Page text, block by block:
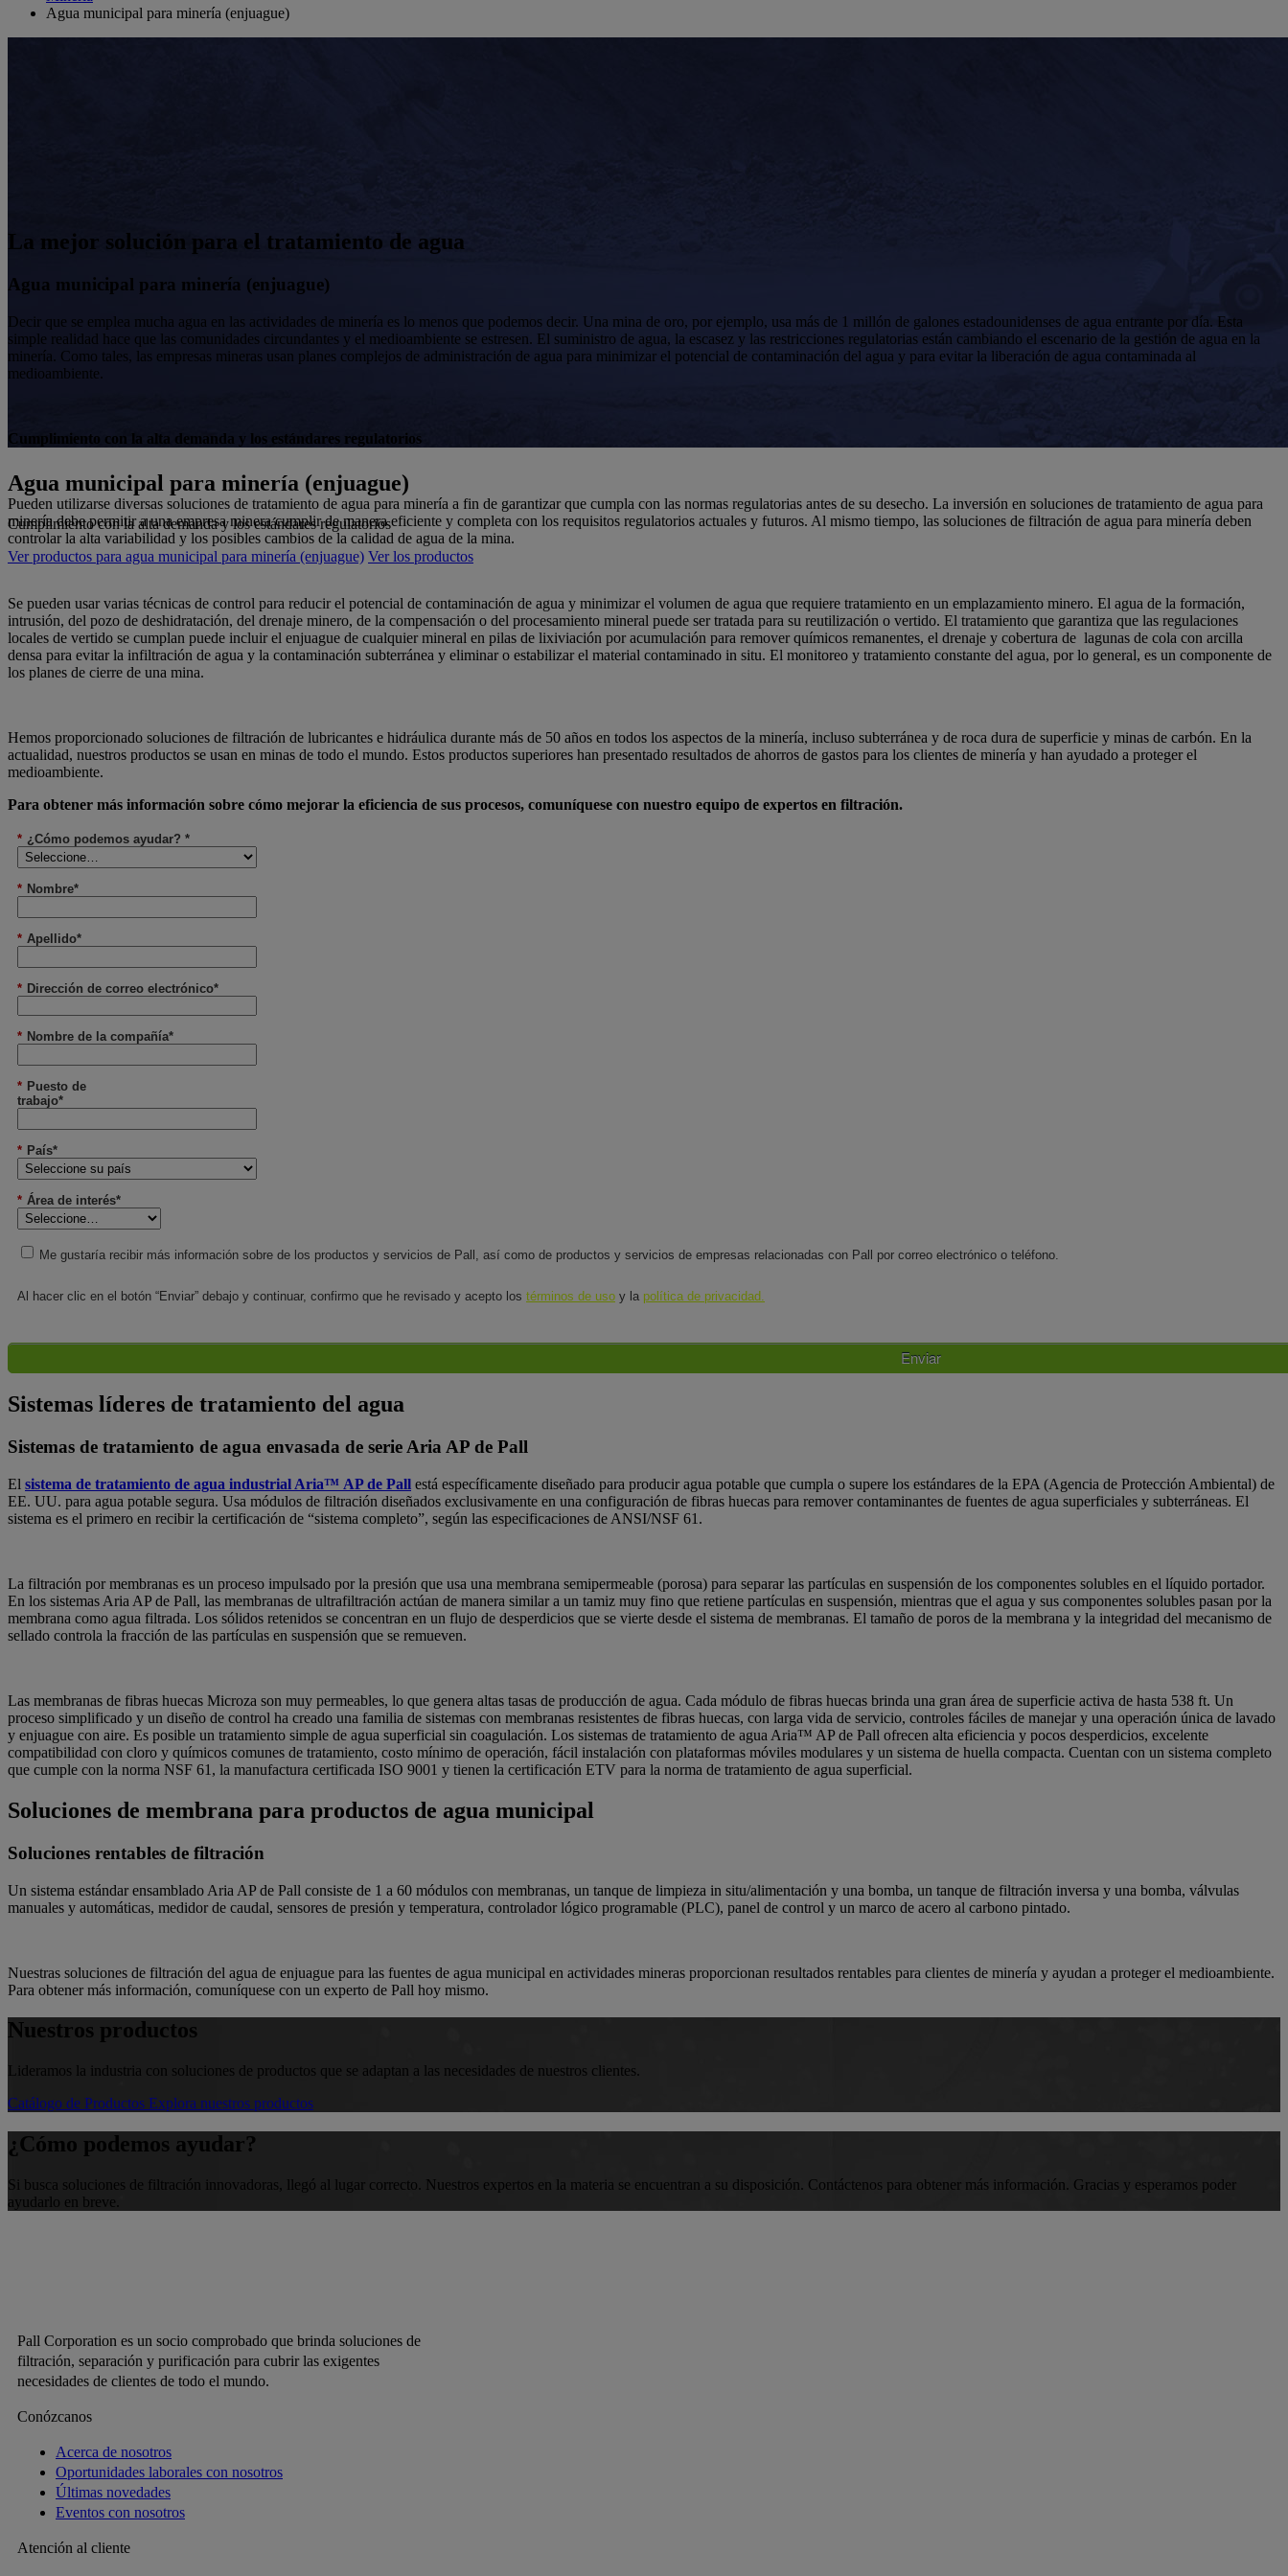
Agua municipal para minería (enjuague)
Agua municipal para minería (enjuague)
Cumplimiento con la alta demanda y los estándares regulatorios
Ver productos para agua municipal para minería (enjuague) Ver los productos
La mejor solución para el tratamiento de agua
Agua municipal para minería (enjuague)
Decir que se emplea mucha agua en las actividades de minería es lo menos que podemos decir. Una mina de oro, por ejemplo, usa más de 1 millón de galones estadounidenses de agua entrante por día. Esta
simple realidad hace que las comunidades circundantes y el medioambiente se estresen. El suministro de agua, la escasez y las restricciones regulatorias están cambiando el escenario de la gestión de agua en la
minería. Como tales, las empresas mineras usan planes complejos de administración de agua para minimizar el potencial de contaminación del agua y para evitar la liberación de agua contaminada al
medioambiente.
Cumplimiento con la alta demanda y los estándares regulatorios
Pueden utilizarse diversas soluciones de tratamiento de agua para minería a fin de garantizar que cumpla con las normas regulatorias antes de su desecho. La inversión en soluciones de tratamiento de agua para
minería debe permitir a una empresa minera cumplir de manera eficiente y completa con los requisitos regulatorios actuales y futuros. Al mismo tiempo, las soluciones de filtración de agua para minería deben
controlar la alta variabilidad y los posibles cambios de la calidad de agua de la mina.
Se pueden usar varias técnicas de control para reducir el potencial de contaminación de agua y minimizar el volumen de agua que requiere tratamiento en un emplazamiento minero. El agua de la formación,
intrusión, del pozo de deshidratación, del drenaje minero, de la compensación o del procesamiento mineral puede ser tratada para su reutilización o vertido. El tratamiento que garantiza que las regulaciones
locales de vertido se cumplan puede incluir el enjuague de cualquier mineral en pilas de lixiviación por acumulación para remover químicos remanentes, el drenaje y cobertura de lagunas de cola con arcilla
densa para evitar la infiltración de agua y la contaminación subterránea y eliminar o estabilizar el material contaminado in situ. El monitoreo y tratamiento constante del agua, por lo general, es un componente de
los planes de cierre de una mina.
Hemos proporcionado soluciones de filtración de lubricantes e hidráulica durante más de 50 años en todos los aspectos de la minería, incluso subterránea y de roca dura de superficie y minas de carbón. En la
actualidad, nuestros productos se usan en minas de todo el mundo. Estos productos superiores han presentado resultados de ahorros de gastos para los clientes de minería y han ayudado a proteger el
medioambiente.
Para obtener más información sobre cómo mejorar la eficiencia de sus procesos, comuníquese con nuestro equipo de expertos en filtración.
* ¿Cómo podemos ayudar? *
* Nombre*
* Apellido*
* Dirección de correo electrónico*
* Nombre de la compañía*
* Puesto de
trabajo*
* País*
* Área de interés*
Me gustaría recibir más información sobre de los productos y servicios de Pall, así como de productos y servicios de empresas relacionadas con Pall por correo electrónico o teléfono.
Al hacer clic en el botón “Enviar” debajo y continuar, confirmo que he revisado y acepto los términos de uso y la política de privacidad.
Enviar
Sistemas líderes de tratamiento del agua
Sistemas de tratamiento de agua envasada de serie Aria AP de Pall
El sistema de tratamiento de agua industrial Aria™ AP de Pall está específicamente diseñado para producir agua potable que cumpla o supere los estándares de la EPA (Agencia de Protección Ambiental) de
EE. UU. para agua potable segura. Usa módulos de filtración diseñados exclusivamente en una configuración de fibras huecas para remover contaminantes de fuentes de agua superficiales y subterráneas. El
sistema es el primero en recibir la certificación de “sistema completo”, según las especificaciones de ANSI/NSF 61.
La filtración por membranas es un proceso impulsado por la presión que usa una membrana semipermeable (porosa) para separar las partículas en suspensión de los componentes solubles en el líquido portador.
En los sistemas Aria AP de Pall, las membranas de ultrafiltración actúan de manera similar a un tamiz muy fino que retiene partículas en suspensión, mientras que el agua y sus componentes solubles pasan por la
membrana como agua filtrada. Los sólidos retenidos se concentran en un flujo de desperdicios que se vierte desde el sistema de membranas. El tamaño de poros de la membrana y la integridad del mecanismo de
sellado controla la fracción de las partículas en suspensión que se remueven.
Las membranas de fibras huecas Microza son muy permeables, lo que genera altas tasas de producción de agua. Cada módulo de fibras huecas brinda una gran área de superficie activa de hasta 538 ft. Un
proceso simplificado y un diseño de control ha creado una familia de sistemas con membranas resistentes de fibras huecas, con larga vida de servicio, controles fáciles de manejar y una operación única de lavado
y enjuague con aire. Es posible un tratamiento simple de agua superficial sin coagulación. Los sistemas de tratamiento de agua Aria™ AP de Pall ofrecen alta eficiencia y pocos desperdicios, excelente
compatibilidad con cloro y químicos comunes de tratamiento, costo mínimo de operación, fácil instalación con plataformas móviles modulares y un sistema de huella compacta. Cuentan con un sistema completo
que cumple con la norma NSF 61, la manufactura certificada ISO 9001 y tienen la certificación ETV para la norma de tratamiento de agua superficial.
Soluciones de membrana para productos de agua municipal
Soluciones rentables de filtración
Un sistema estándar ensamblado Aria AP de Pall consiste de 1 a 60 módulos con membranas, un tanque de limpieza in situ/alimentación y una bomba, un tanque de filtración inversa y una bomba, válvulas
manuales y automáticas, medidor de caudal, sensores de presión y temperatura, controlador lógico programable (PLC), panel de control y un marco de acero al carbono pintado.
Nuestras soluciones de filtración del agua de enjuague para las fuentes de agua municipal en actividades mineras proporcionan resultados rentables para clientes de minería y ayudan a proteger el medioambiente.
Para obtener más información, comuníquese con un experto de Pall hoy mismo.
Nuestros productos
Lideramos la industria con soluciones de productos que se adaptan a las necesidades de nuestros clientes.
Catálogo de Productos Explora nuestros productos
¿Cómo podemos ayudar?
Si busca soluciones de filtración innovadoras, llegó al lugar correcto. Nuestros expertos en la materia se encuentran a su disposición. Contáctenos para obtener más información. Gracias y esperamos poder
ayudarlo en breve.
Pall Corporation es un socio comprobado que brinda soluciones de
filtración, separación y purificación para cubrir las exigentes
necesidades de clientes de todo el mundo.
Conózcanos
Acerca de nosotros
Oportunidades laborales con nosotros
Últimas novedades
Eventos con nosotros
Atención al cliente